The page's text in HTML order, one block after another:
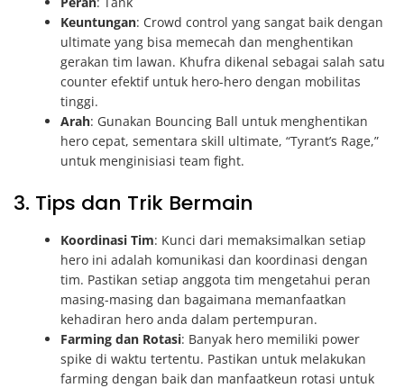
Keuntungan: Crowd control yang sangat baik dengan
ultimate yang bisa memecah dan menghentikan
gerakan tim lawan. Khufra dikenal sebagai salah satu
counter efektif untuk hero-hero dengan mobilitas
tinggi.
Arah: Gunakan Bouncing Ball untuk menghentikan
hero cepat, sementara skill ultimate, “Tyrant’s Rage,”
untuk menginisiasi team fight.
3. Tips dan Trik Bermain
Koordinasi Tim: Kunci dari memaksimalkan setiap
hero ini adalah komunikasi dan koordinasi dengan
tim. Pastikan setiap anggota tim mengetahui peran
masing-masing dan bagaimana memanfaatkan
kehadiran hero anda dalam pertempuran.
Farming dan Rotasi: Banyak hero memiliki power
spike di waktu tertentu. Pastikan untuk melakukan
farming dengan baik dan manfaatkeun rotasi untuk